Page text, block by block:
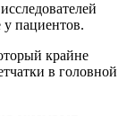
у пациентов.
крайне
в головной